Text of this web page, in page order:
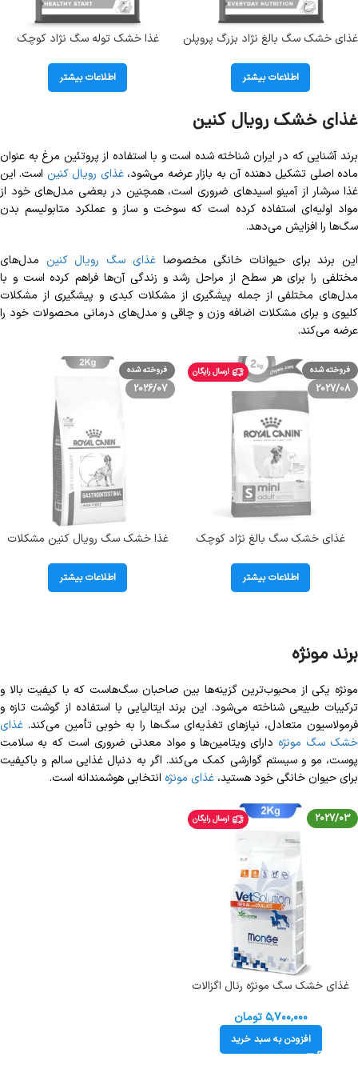
غذای خشک سگ بالغ نژاد بزرگ پروپلن
Large Robust Adult
اطلاعات بیشتر
غذا خشک توله سگ نژاد کوچک
کیلوگرم (فله) ProPlan Puppy
Healthy Start
اطلاعات بیشتر
غذای خشک رویال کنین
برند آشنایی که در ایران شناخته شده است و با استفاده از پروتئین مرغ به عنوان
ماده اصلی تشکیل دهنده آن به بازار عرضه می‌شود،غذای رویال کنین است. این
غذا سرشار از آمینو اسیدهای ضروری است، همچنین در بعضی مدل‌های خود از
مواد اولیه‌ای استفاده کرده است که سوخت و ساز و عملکرد متابولیسم بدن
سگ‌ها را افزایش می‌دهد.
این برند برای حیوانات خانگی مخصوصاغذای سگ رویال کنین مدل‌های
مختلفی را برای هر سطح از مراحل رشد و زندگی آن‌ها فراهم کرده است و با
مدل‌های مختلفی از جمله پیشگیری از مشکلات کبدی و پیشگیری از مشکلات
کلیوی و برای مشکلات اضافه وزن و چاقی و مدل‌های درمانی محصولات خود را
عرضه می‌کند.
فروخته شده
2027/08
ارسال رایگان
غذای خشک سگ بالغ نژاد کوچک
وزن 2 کیلوگرم Royal Canin Mini
Adult
اطلاعات بیشتر
فروخته شده
2026/07
غذا خشک سگ رویال کنین مشکلات
اطلاعات بیشتر
برند مونژه
مونژه یکی از محبوب‌ترین گزینه‌ها بین صاحبان سگ‌هاست که با کیفیت بالا و
ترکیبات طبیعی شناخته می‌شود. این برند ایتالیایی با استفاده از گوشت تازه و
فرمولاسیون متعادل، نیازهای تغذیه‌ای سگ‌ها را به خوبی تأمین می‌کند. غذای
خشک سگ مونژه دارای ویتامین‌ها و مواد معدنی ضروری است که به سلامت
پوست، مو و سیستم گوارشی کمک می‌کند. اگر به دنبال غذایی سالم و باکیفیت
برای حیوان خانگی خود هستید، غذای مونژه انتخابی هوشمندانه است.
2027/03 ارسال رایگان
غذای خشک سگ مونژه رنال اگزالات
VetSolution Renal Oxalate
۵,۷۰۰,۰۰۰ تومان
افزودن به سبد خرید